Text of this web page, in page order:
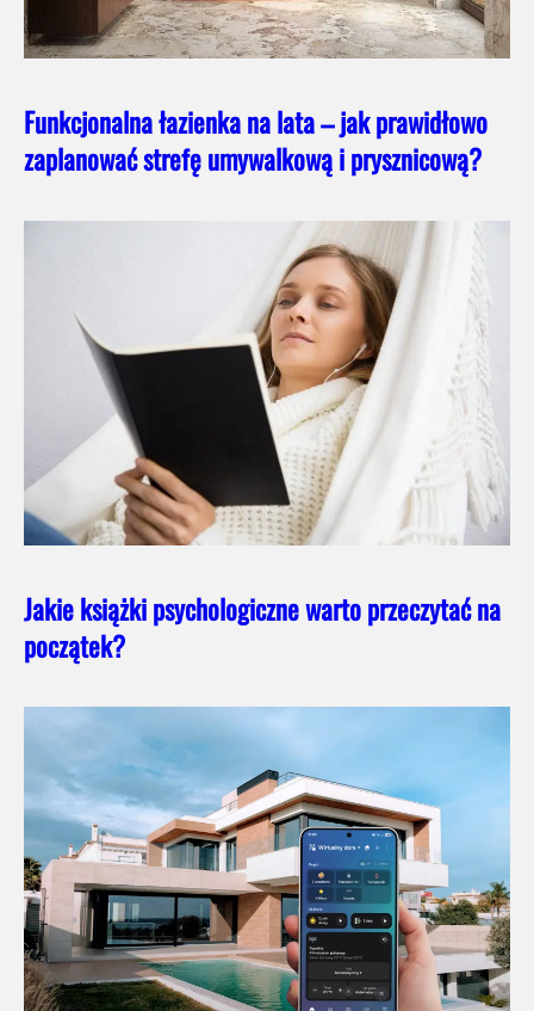
Funkcjonalna łazienka na lata – jak prawidłowo
zaplanować strefę umywalkową i prysznicową?
Jakie książki psychologiczne warto przeczytać na
początek?